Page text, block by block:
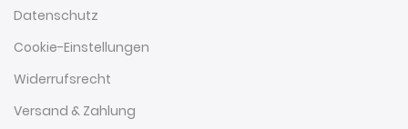
Datenschutz
Cookie-Einstellungen
Widerrufsrecht
Versand & Zahlung